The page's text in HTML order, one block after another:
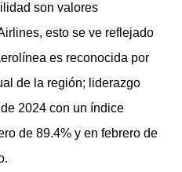
son valores
esto se ve reflejado
es reconocida por
de la región; liderazgo
2024 con un índice
de 89.4% y en febrero de